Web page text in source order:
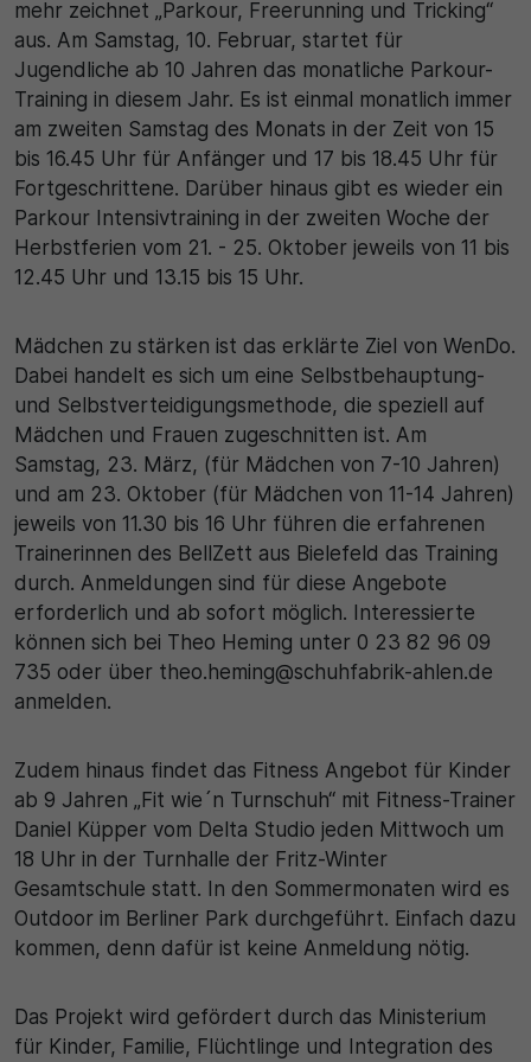
mehr zeichnet „Parkour, Freerunning und Tricking“
aus. Am Samstag, 10. Februar, startet für
Jugendliche ab 10 Jahren das monatliche Parkour-
Training in diesem Jahr. Es ist einmal monatlich immer
am zweiten Samstag des Monats in der Zeit von 15
bis 16.45 Uhr für Anfänger und 17 bis 18.45 Uhr für
Fortgeschrittene. Darüber hinaus gibt es wieder ein
Parkour Intensivtraining in der zweiten Woche der
Herbstferien vom 21. - 25. Oktober jeweils von 11 bis
12.45 Uhr und 13.15 bis 15 Uhr.
Mädchen zu stärken ist das erklärte Ziel von WenDo.
Dabei handelt es sich um eine Selbstbehauptung-
und Selbstverteidigungsmethode, die speziell auf
Mädchen und Frauen zugeschnitten ist. Am
Samstag, 23. März, (für Mädchen von 7-10 Jahren)
und am 23. Oktober (für Mädchen von 11-14 Jahren)
jeweils von 11.30 bis 16 Uhr führen die erfahrenen
Trainerinnen des BellZett aus Bielefeld das Training
durch. Anmeldungen sind für diese Angebote
erforderlich und ab sofort möglich. Interessierte
können sich bei Theo Heming unter 0 23 82 96 09
735 oder über theo.heming@schuhfabrik-ahlen.de
anmelden.
Zudem hinaus findet das Fitness Angebot für Kinder
ab 9 Jahren „Fit wie´n Turnschuh“ mit Fitness-Trainer
Daniel Küpper vom Delta Studio jeden Mittwoch um
18 Uhr in der Turnhalle der Fritz-Winter
Gesamtschule statt. In den Sommermonaten wird es
Outdoor im Berliner Park durchgeführt. Einfach dazu
kommen, denn dafür ist keine Anmeldung nötig.
Das Projekt wird gefördert durch das Ministerium
für Kinder, Familie, Flüchtlinge und Integration des
30 Minuten
Zweck
Wird für statistische Zwecke verwendet, um
vorübergehende Daten des Besuchs zu speichern.